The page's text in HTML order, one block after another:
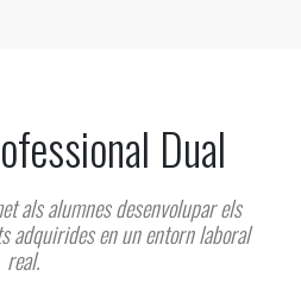
Dual
als alumnes desenvolupar els
adquirides en un entorn laboral
real.